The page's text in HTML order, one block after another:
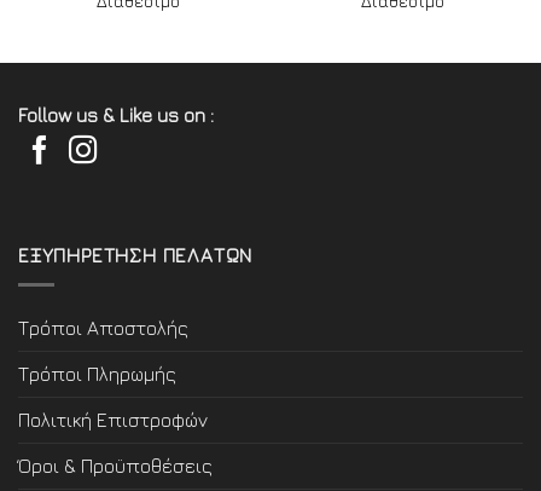
Follow us & Like us on :
ΕΞΥΠΗΡΕΤΗΣΗ ΠΕΛΑΤΩΝ
Τρόποι Αποστολής
Τρόποι Πληρωμής
Πολιτική Επιστροφών
Όροι & Προϋποθέσεις